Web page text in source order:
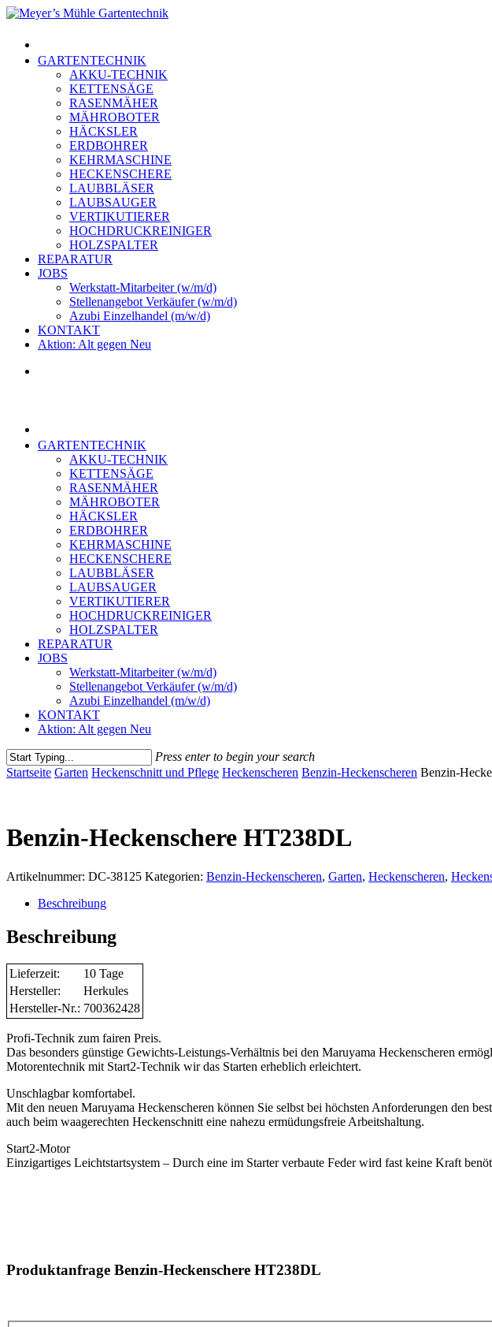
Skip
main
contentGARTENTECHNIK
AKKU-TECHNIK
KETTENSÄGE
RASENMÄHER
MÄHROBOTER
HÄCKSLER
ERDBOHRER
KEHRMASCHINE
HECKENSCHERE
LAUBBLÄSER
LAUBSAUGER
VERTIKUTIERER
HOCHDRUCKREINIGER
HOLZSPALTER
REPARATUR
JOBS
Werkstatt-Mitarbeiter (w/m/d)
Stellenangebot Verkäufer (w/m/d)
Azubi Einzelhandel (m/w/d)
KONTAKT
Aktion: Alt gegen Neu
GARTENTECHNIK
AKKU-TECHNIK
KETTENSÄGE
RASENMÄHER
MÄHROBOTER
HÄCKSLER
ERDBOHRER
KEHRMASCHINE
HECKENSCHERE
LAUBBLÄSER
LAUBSAUGER
VERTIKUTIERER
HOCHDRUCKREINIGER
HOLZSPALTER
REPARATUR
JOBS
Werkstatt-Mitarbeiter (w/m/d)
Stellenangebot Verkäufer (w/m/d)
Azubi Einzelhandel (m/w/d)
KONTAKT
Aktion: Alt gegen Neu
Press enter to begin your search
Close
Startseite Garten Heckenschnitt und Pflege Heckenscheren Benzin-Heckenscheren Benzin-
Benzin-Heckenschere HT238DL
Artikelnummer: DC-38125 Kategorien: Benzin-Heckenscheren, Garten, Heckenscheren,
Beschreibung
Beschreibung
Lieferzeit:
10 Tage
Hersteller:
Herkules
Hersteller-Nr.: 700362428
Profi-Technik zum fairen Preis.
Das besonders günstige Gewichts-Leistungs-Verhältnis bei den Maruyama Heckenscheren
Motorentechnik mit Start2-Technik wir das Starten erheblich erleichtert.
Unschlagbar komfortabel.
Mit den neuen Maruyama Heckenscheren können Sie selbst bei höchsten Anforderungen den
auch beim waagerechten Heckenschnitt eine nahezu ermüdungsfreie Arbeitshaltung.
Start2-Motor
Einzigartiges Leichtstartsystem – Durch eine im Starter verbaute Feder wird fast keine Kraft
Produktanfrage Benzin-Heckenschere HT238DL